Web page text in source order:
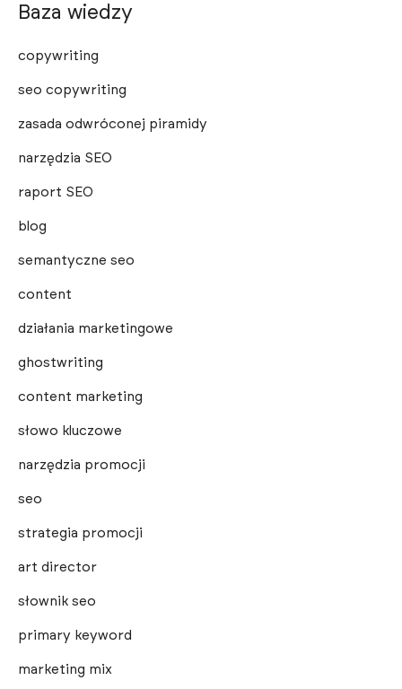
Baza wiedzy
copywriting
seo copywriting
zasada odwróconej piramidy
narzędzia SEO
raport SEO
blog
semantyczne seo
content
działania marketingowe
ghostwriting
content marketing
słowo kluczowe
narzędzia promocji
seo
strategia promocji
art director
słownik seo
primary keyword
marketing mix